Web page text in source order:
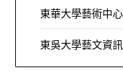
東華大學藝術中心
東吳大學藝文資